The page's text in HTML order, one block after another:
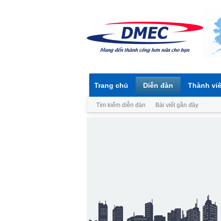
Trang chủ Diễn đàn
Tìm kiếm diễn đàn Bài viết gần đây
Thành